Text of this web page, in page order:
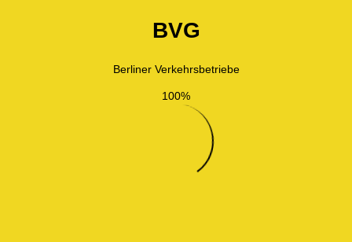
BVG
Berliner Verkehrsbetriebe
100%